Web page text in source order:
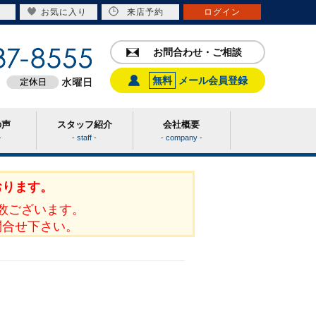
お気に入り 来店予約 ログイン
お問合わせ・ご相談
無料 メール会員登録
スタッフ紹介
- staff -
会社概要
- company -
ます。
ざいます。
せ下さい。